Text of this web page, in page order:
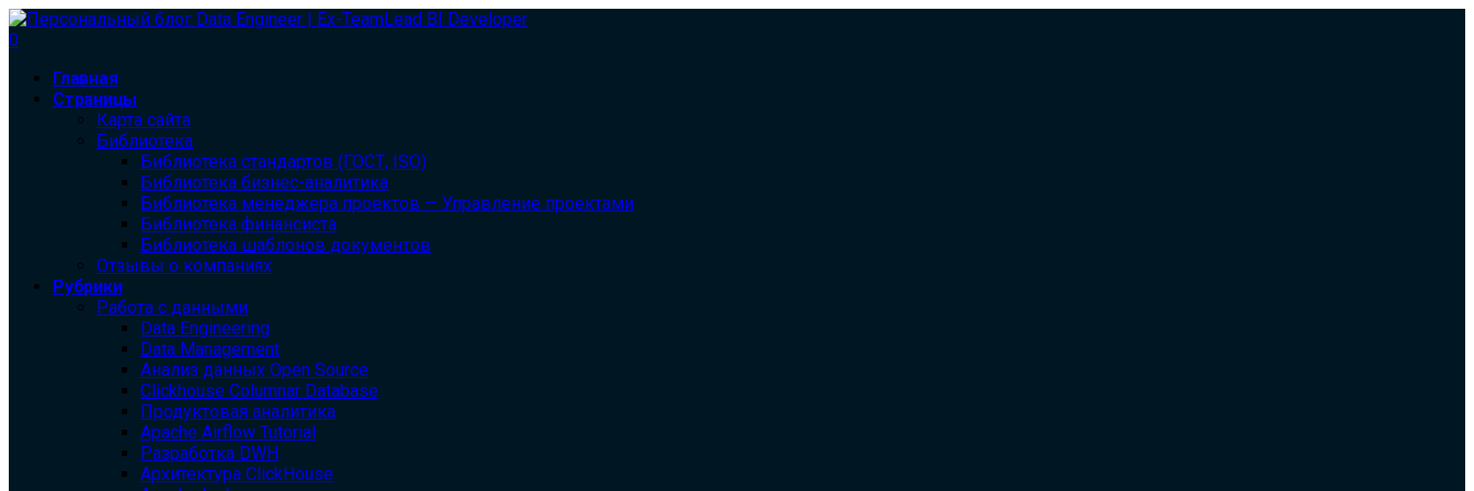
0
Главная
Страницы
Карта сайта
Библиотека
Библиотека cтандартов (ГОСТ, ISO)
Библиотека бизнес-аналитика
Библиотека менеджера проектов — Управление проектами
Библиотека финансиста
Библиотека шаблонов документов
Отзывы о компаниях
Рубрики
Работа с данными
Data Engineering
Data Management
Анализ данных Open Source
Clickhouse Columnar Database
Продуктовая аналитика
Apache Airflow Tutorial
Разработка DWH
Архитектура ClickHouse